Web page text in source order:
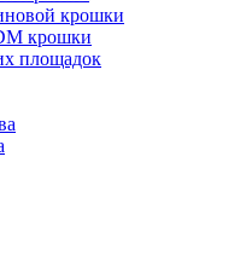
крошки
крошки
площадок